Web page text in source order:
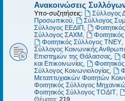
Ανακοινώσεις
Υπο-συζητήσεις: Σύλλογος
Προσωπικού
Σύλλογος
Σύλλογος ΕΕΔΙΠ
Σύλλογος ΣΑΧΜ
Φοιτητικός Σύλλογος ΤΝΕΥ,
Σύλλογος Κοινωνικής
Επιστημών της Θάλασσας
και Επικοινωνίας
Σύλλογος Κοινωνιολογίας
Μεταπτυχιακών Φοιτητών
Φοιτητικός Σύλλογος
Φοιτητικός Σύλλογος ΤΟΔΙΤ
Θέματα: 219